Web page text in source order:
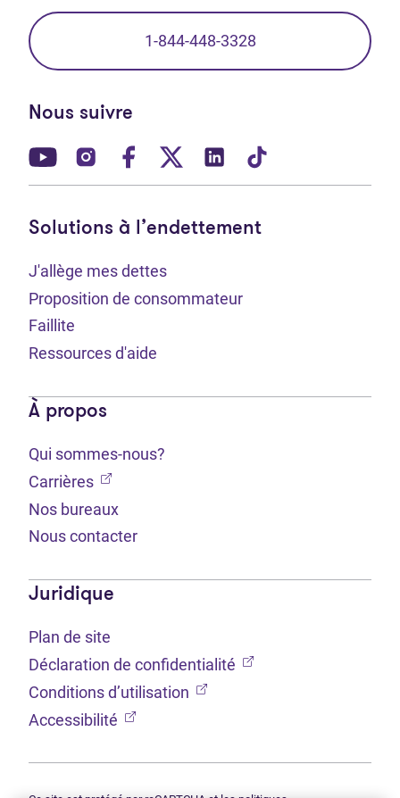
1-844-448-3328
Nous suivre
(Ouvre dans un nouvel onglet)
(Ouvre dans un nouvel onglet)
(Ouvre dans un nouvel onglet)
(Ouvre dans un nouvel
(Ouvre dans un
Solutions à l’endettement
J'allège mes dettes
Proposition de consommateur
Faillite
Ressources d'aide
À propos
Qui sommes-nous?
Carrières (Ouvre dans un nouvel onglet)
Nos bureaux
Nous contacter
Juridique
Plan de site
Déclaration de confidentialité (Ouvre dans un
Conditions d’utilisation (Ouvre dans un nouvel
Accessibilité (Ouvre dans un nouvel onglet)